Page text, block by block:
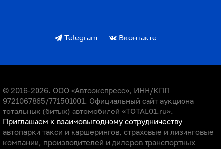
Telegram Вконтакте
© 2016-2026. ООО «Автоэкспресс», ИНН/КПП
9721067865/771501001. Официальный сайт аукциона
тотальных (битых) автомобилей «TOTAL01.ru».
Приглашаем к взаимовыгодному сотрудничеству
автопарки такси и каршерингов, страховые и лизинговые
компании, производителей и дилеров транспортных